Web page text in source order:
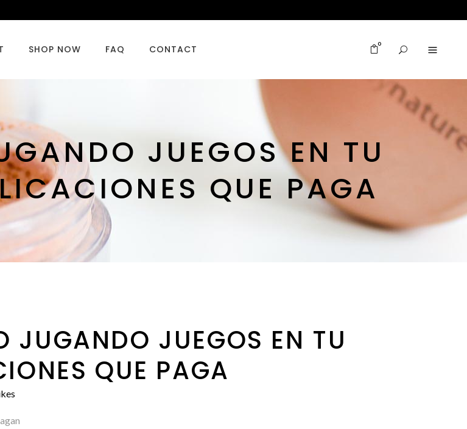
0
SHOP NOW FAQ CONTACT
JUEGOS EN TU
QUE PAGA
JUGANDO JUEGOS EN TU
QUE PAGA